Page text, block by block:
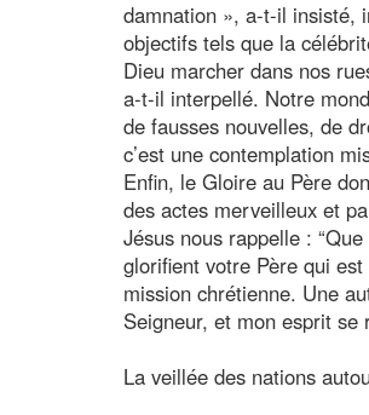
damnation », a-t-il insisté,
objectifs tels que la
Dieu marcher dans nos
a-t-il interpellé. Notre
de fausses nouvelles, de
c’est une contemplation
Enfin, le Gloire au Père
des actes merveilleux et
Jésus nous rappelle :
glorifient votre Père qui
mission chrétienne. Une
Seigneur, et mon esprit se
La veillée des nations